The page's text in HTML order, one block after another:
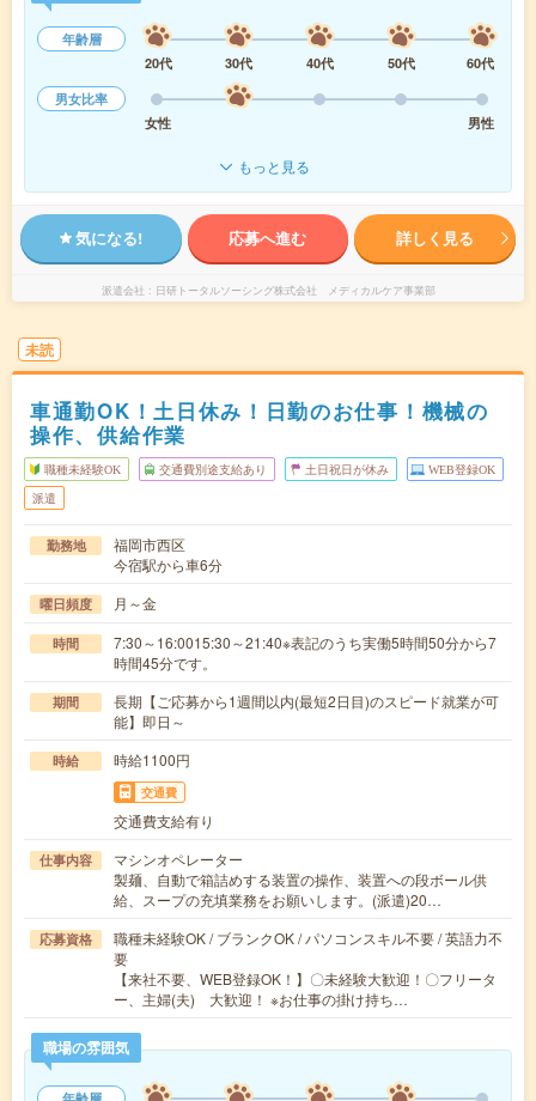
年齢層
20代
30代 40代 50代
60代
男女比率
女性
男性
もっと見る
気になる! 応募へ進む 詳しく見る
派遣会社 日研トータルソーシング株式会社 メディカルケア事業部
未読
車通勤OK！土日休み！日勤のお仕事！機械の
操作、供給作業
職種未経験OK 交通費別途支給あり 土日祝日が休み WEB登録OK
派遣
勤務地
福岡市西区
今宿駅から車6分
曜日頻度 月～金
時間
7:30～16:0015:30～21:40※表記のうち実働5時間50分から7
時間45分です。
期間
長期【ご応募から1週間以内(最短2日目)のスピード就業が可
能】即日～
時給 時給1100円
交通費
交通費支給有り
仕事内容
マシンオペレーター
製麺、自動で箱詰めする装置の操作、装置への段ボール供
給、スープの充填業務をお願いします。(派遣)20…
応募資格
職種未経験OK / ブランクOK / パソコンスキル不要 / 英語力不
要
【来社不要、WEB登録OK！】〇未経験大歓迎！〇フリータ
ー、主婦(夫) 大歓迎！ ※お仕事の掛け持ち…
職場の雰囲気